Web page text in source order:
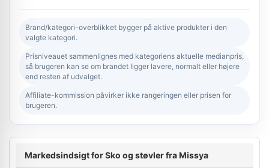
Brand/kategori-overblikket bygger på aktive produkter i den
valgte kategori.
Prisniveauet sammenlignes med kategoriens aktuelle medianpris,
så brugeren kan se om brandet ligger lavere, normalt eller højere
end resten af udvalget.
Affiliate-kommission påvirker ikke rangeringen eller prisen for
brugeren.
Markedsindsigt for Sko og støvler fra Missya